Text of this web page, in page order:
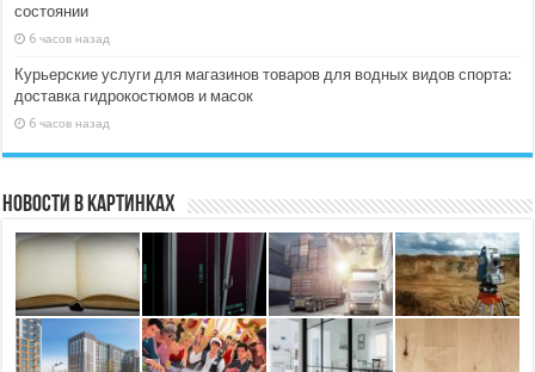
состоянии
6 часов назад
Курьерские услуги для магазинов товаров для водных видов спорта:
доставка гидрокостюмов и масок
6 часов назад
Новости в картинках